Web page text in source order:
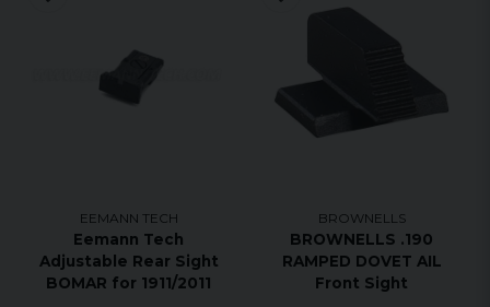
EEMANN TECH
Eemann Tech
Adjustable Rear Sight
BOMAR for 1911/2011
BROWNELLS
BROWNELLS .190
RAMPED DOVET AIL
Front Sight